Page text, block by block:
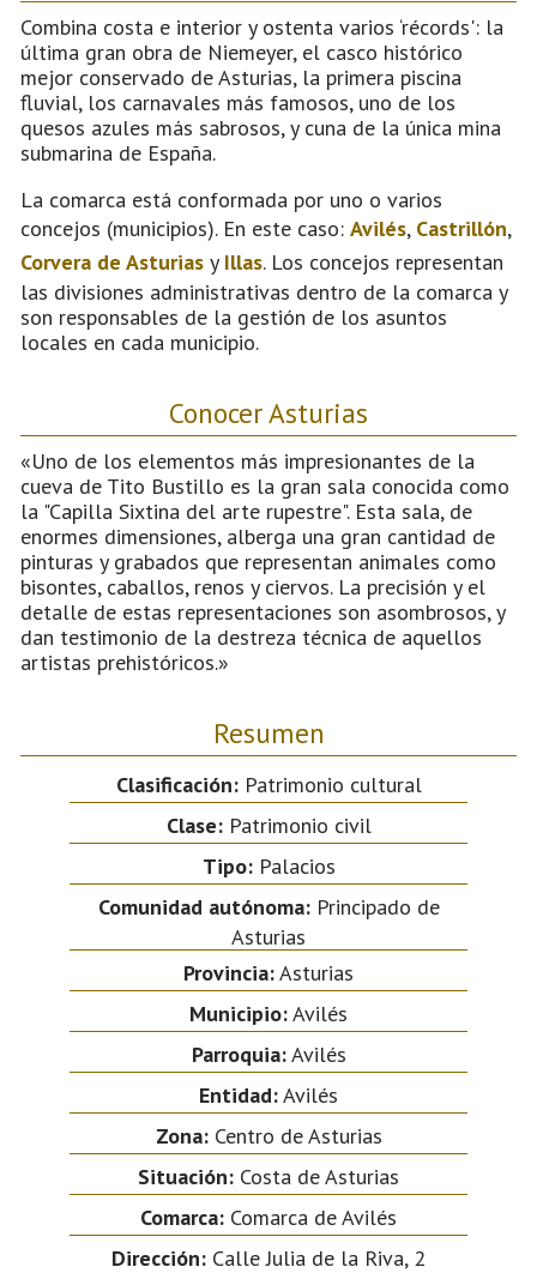
Combina costa e interior y ostenta varios ‘récords': la
última gran obra de Niemeyer, el casco histórico
mejor conservado de Asturias, la primera piscina
fluvial, los carnavales más famosos, uno de los
quesos azules más sabrosos, y cuna de la única mina
submarina de España.
La comarca está conformada por uno o varios
concejos (municipios). En este caso: Avilés, Castrillón,
Corvera de Asturias y Illas. Los concejos representan
las divisiones administrativas dentro de la comarca y
son responsables de la gestión de los asuntos
locales en cada municipio.
Conocer Asturias
«Uno de los elementos más impresionantes de la
cueva de Tito Bustillo es la gran sala conocida como
la "Capilla Sixtina del arte rupestre". Esta sala, de
enormes dimensiones, alberga una gran cantidad de
pinturas y grabados que representan animales como
bisontes, caballos, renos y ciervos. La precisión y el
detalle de estas representaciones son asombrosos, y
dan testimonio de la destreza técnica de aquellos
artistas prehistóricos.»
Resumen
Clasificación:Patrimonio cultural
Clase:Patrimonio civil
Tipo:Palacios
Comunidad autónoma:Principado de
Asturias
Provincia:Asturias
Municipio:Avilés
Parroquia:Avilés
Entidad:Avilés
Zona:Centro de Asturias
Situación: Costa de Asturias
Comarca: Comarca de Avilés
Dirección: Calle Julia de la Riva, 2